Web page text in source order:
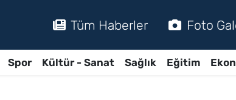
Tüm Haberler Foto
Spor Kültür - Sanat Sağlık Eğitim